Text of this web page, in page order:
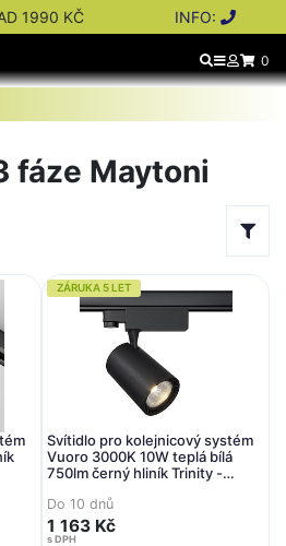
1990 KČ INFO:
0
fáze Maytoni
ZÁRUKA 5 LET
Svítidlo pro kolejnicový systém
Vuoro 3000K 10W teplá bílá
750lm černý hliník Trinity -
Do 10 dnů
1 163 Kč
s DPH